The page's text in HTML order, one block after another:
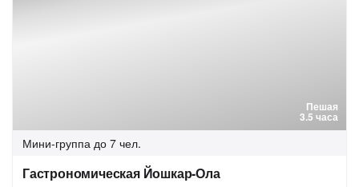
Пешая
3.5 часа
Мини-группа до 7 чел.
Гастрономическая Йошкар-Ола